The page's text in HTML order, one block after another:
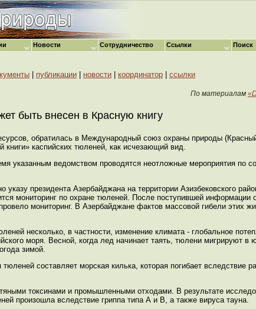
публикации новости координатор ссылки
По материалам
быть внесен в Красную книгу
обратилась в Международный союз охраны природы
каспийских тюленей, как исчезающий вид.
указанным ведомством проводятся неотложные мероприятия по
президента Азербайджана на территории Азизбековского
мониторинг по охране тюленей. После поступившей информации
мониторинг. В Азербайджане фактов массовой гибели этих
несколько, в частности, изменение климата - глобальное
моря. Весной, когда лед начинает таять, тюлени мигрируют в
зимой.
составляет морская килька, которая погибает вследствие
токсинами и промышленными отходами. В результате
произошла вследствие гриппа типа А и В, а также вируса тауна.
Новости Сотрудничество Ссылки Поиск